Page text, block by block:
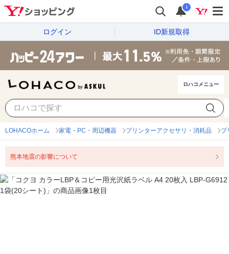
i
ログイン ID新規取得
ロハコメニュー
LOHACOホーム 家電・PC・周辺機器 プリンターアクセサリ・消耗品 プ
熊本地震の影響について